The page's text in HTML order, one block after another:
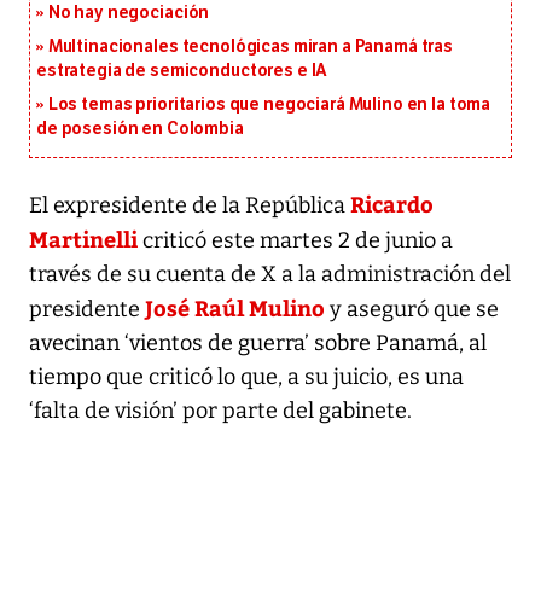
No hay negociación
Multinacionales tecnológicas miran a Panamá tras
estrategia de semiconductores e IA
Los temas prioritarios que negociará Mulino en la toma
de posesión en Colombia
El expresidente de la RepúblicaRicardo
Martinellicriticó este martes 2 de junio a
través de su cuenta de X a la administración del
presidente José Raúl Mulino y aseguró que se
avecinan ‘vientos de guerra’ sobre Panamá, al
tiempo que criticó lo que, a su juicio, es una
‘falta de visión’ por parte del gabinete.